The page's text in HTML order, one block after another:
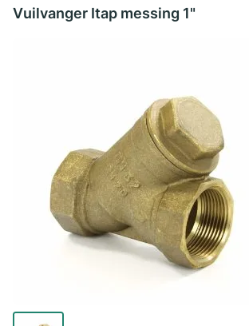
Vuilvanger Itap messing 1"